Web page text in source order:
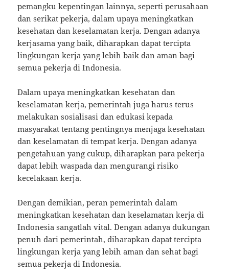
pemangku kepentingan lainnya, seperti perusahaan
dan serikat pekerja, dalam upaya meningkatkan
kesehatan dan keselamatan kerja. Dengan adanya
kerjasama yang baik, diharapkan dapat tercipta
lingkungan kerja yang lebih baik dan aman bagi
semua pekerja di Indonesia.
Dalam upaya meningkatkan kesehatan dan
keselamatan kerja, pemerintah juga harus terus
melakukan sosialisasi dan edukasi kepada
masyarakat tentang pentingnya menjaga kesehatan
dan keselamatan di tempat kerja. Dengan adanya
pengetahuan yang cukup, diharapkan para pekerja
dapat lebih waspada dan mengurangi risiko
kecelakaan kerja.
Dengan demikian, peran pemerintah dalam
meningkatkan kesehatan dan keselamatan kerja di
Indonesia sangatlah vital. Dengan adanya dukungan
penuh dari pemerintah, diharapkan dapat tercipta
lingkungan kerja yang lebih aman dan sehat bagi
semua pekerja di Indonesia.